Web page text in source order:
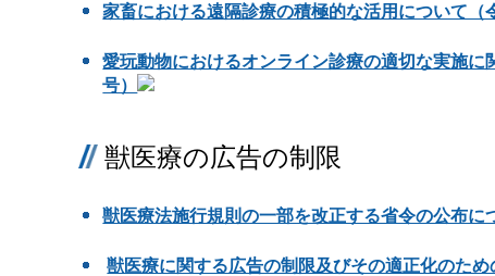
家畜における遠隔診療の積極的な活用について（
愛玩動物におけるオンライン診療の適切な実施
号）
獣医療の広告の制限
獣医療法施行規則の一部を改正する省令の公布に
獣医療に関する広告の制限及びその適正化のた